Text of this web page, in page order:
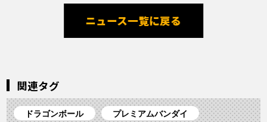
ニュース一覧に戻る
関連タグ
ドラゴンボール
プレミアムバンダイ